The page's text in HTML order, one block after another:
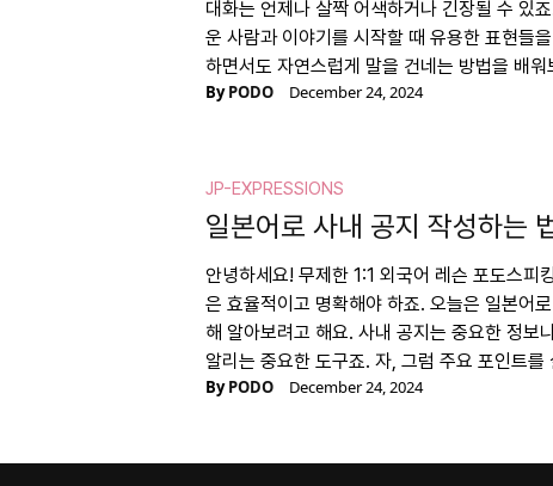
대화는 언제나 살짝 어색하거나 긴장될 수 있
운 사람과 이야기를 시작할 때 유용한 표현들
하면서도 자연스럽게 말을 건네는 방법을 배워
ByPODO December 24, 2024
JP-EXPRESSIONS
일본어로 사내 공지 작성하는
안녕하세요! 무제한 1:1 외국어 레슨 포도스피
은 효율적이고 명확해야 하죠. 오늘은 일본어
해 알아보려고 해요. 사내 공지는 중요한 정보
알리는 중요한 도구죠. 자, 그럼 주요 포인트를
ByPODO December 24, 2024